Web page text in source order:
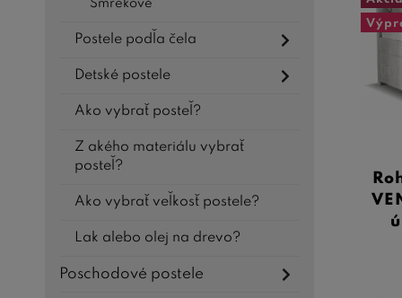
alebo
dlhé
Smrekové
Postele podľa čela
Detské postele
Ako vybrať posteľ?
Z akého materiálu vybrať
posteľ?
Ako vybrať veľkosť postele?
Lak alebo olej na drevo?
Poschodové postele